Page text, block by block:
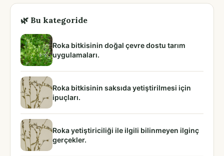
🌿 Bu kategoride
Roka bitkisinin doğal çevre dostu tarım
uygulamaları.
Roka bitkisinin saksıda yetiştirilmesi için
ipuçları.
Roka yetiştiriciliği ile ilgili bilinmeyen ilginç
gerçekler.